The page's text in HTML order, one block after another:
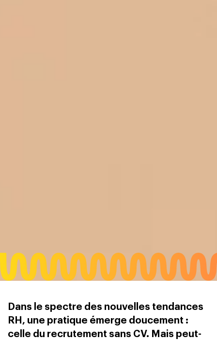
Dans le spectre des nouvelles tendances
RH, une pratique émerge doucement :
celle du recrutement sans CV. Mais peut-